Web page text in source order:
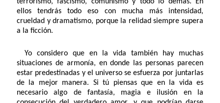
ellos tendrás todo eso con mucha más intensidad,
crueldad y dramatismo, porque la relidad siempre supera
a la ficción.
Yo considero que en la vida también hay muchas
situaciones de armonía, en donde las personas parecen
estar predestinadas y el universo se esfuerza por juntarlas
de la mejor manera. Si tú piensas que en la vida es
necesario algo de fantasía, magia e ilusión en la